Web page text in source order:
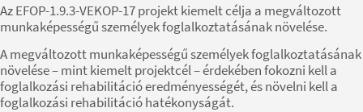
Az EFOP-1.9.3-VEKOP-17 projekt kiemelt célja a megváltozott
munkaképességű személyek foglalkoztatásának növelése.
A megváltozott munkaképességű személyek foglalkoztatásának
növelése – mint kiemelt projektcél – érdekében fokozni kell a
foglalkozási rehabilitáció eredményességét, és növelni kell a
foglalkozási rehabilitáció hatékonyságát.